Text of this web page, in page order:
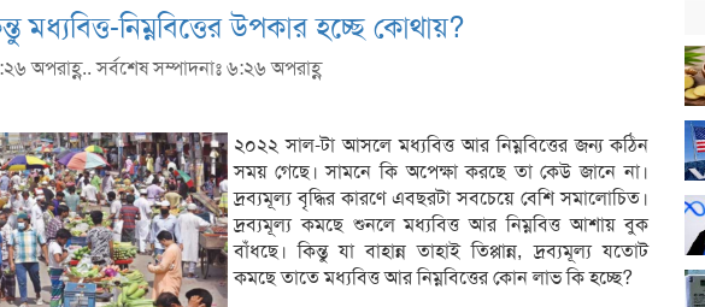
মধ্যবিত্ত-নিম্নবিত্তের উপকার হচ্ছে কোথায়?
অপরাহ্ণ.. সর্বশেষ সম্পাদনাঃ ৬:২৬ অপরাহ্ণ
২০২২ সাল-টা আসলে মধ্যবিত্ত আর নিম্নবিত্তের জন্য কঠিন
সময় গেছে। সামনে কি অপেক্ষা করছে তা কেউ জানে না।
দ্রব্যমূল্য বৃদ্ধির কারণে এবছরটা সবচেয়ে বেশি সমালোচিত।
দ্রব্যমূল্য কমছে শুনলে মধ্যবিত্ত আর নিম্নবিত্ত আশায় ‍বুক
বাঁধছে। কিন্তু যা বাহান্ন তাহাই তিপ্পান্ন, দ্রব্যমূল্য যতোট
কমছে তাতে মধ্যবিত্ত আর নিম্নবিত্তের কোন লাভ কি হচ্ছে?